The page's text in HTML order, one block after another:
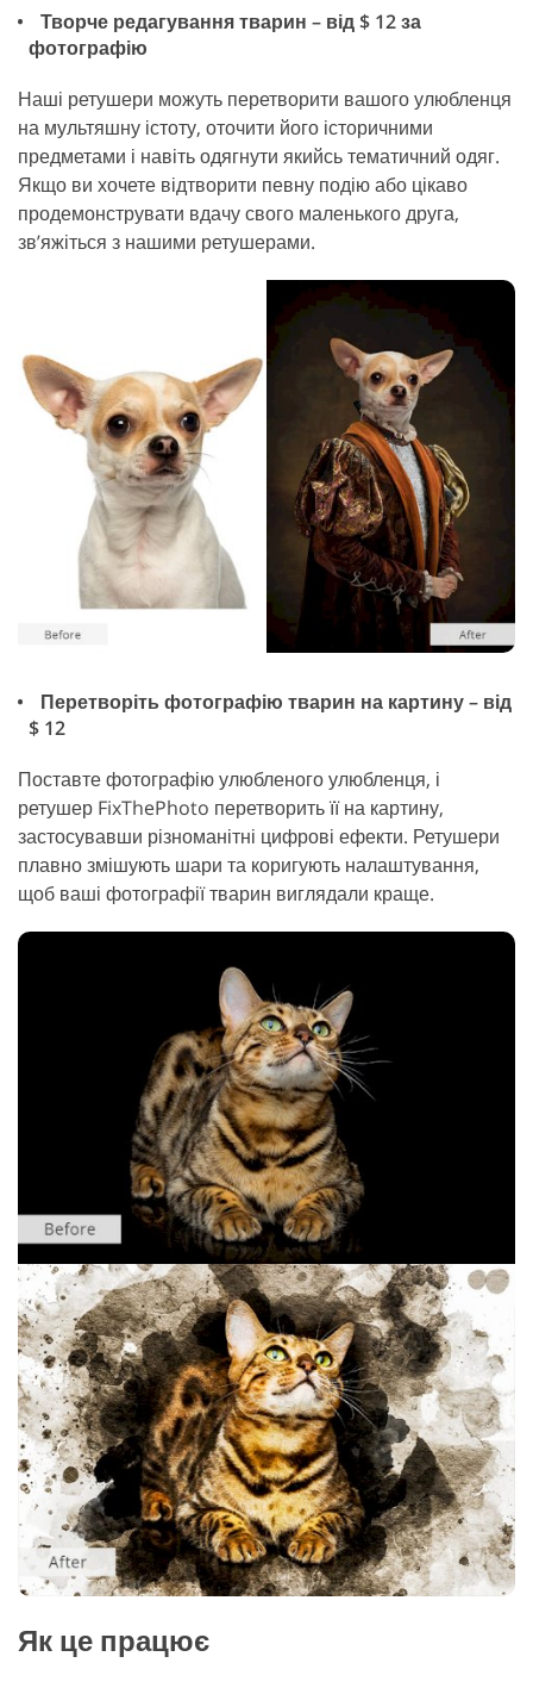
Творче редагування тварин – від $ 12 за
фотографію
Наші ретушери можуть перетворити вашого улюбленця
на мультяшну істоту, оточити його історичними
предметами і навіть одягнути якийсь тематичний одяг.
Якщо ви хочете відтворити певну подію або цікаво
продемонструвати вдачу свого маленького друга,
зв’яжіться з нашими ретушерами.
Перетворіть фотографію тварин на картину – від
$ 12
Поставте фотографію улюбленого улюбленця, і
ретушер FixThePhoto перетворить її на картину,
застосувавши різноманітні цифрові ефекти. Ретушери
плавно змішують шари та коригують налаштування,
щоб ваші фотографії тварин виглядали краще.
Як це працює